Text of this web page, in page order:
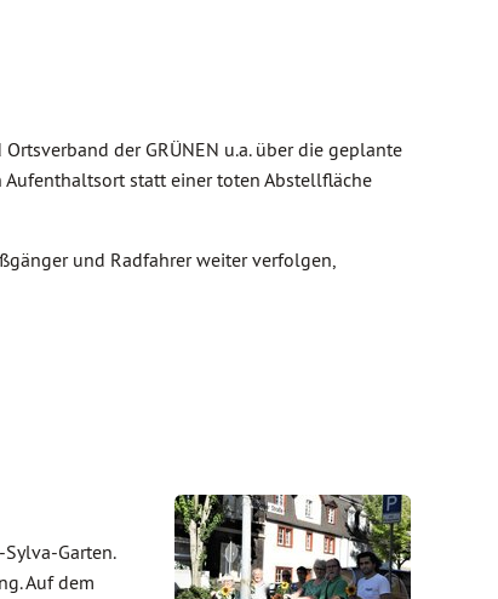
der GRÜNEN u.a. über die geplante
statt einer toten Abstellfläche
und Radfahrer weiter verfolgen,
Garten.
Auf dem